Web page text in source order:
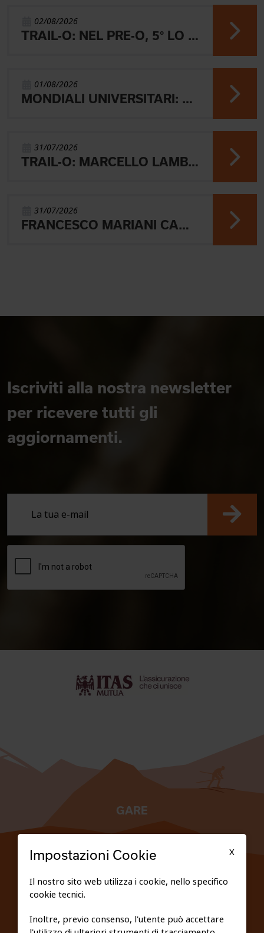
02/08/2026
TRAIL-O: NEL PRE-O, 5° LO JUNIOR LAMBERTINI E AARON GAIO 8°. NEI PARALIMPICI 20° GALVAN
01/08/2026
MONDIALI UNIVERSITARI: MARIANI CHIUDE 4° NELLA MIDDLE
31/07/2026
TRAIL-O: MARCELLO LAMBERTINI E' ARGENTO EUROPEO IN POLONIA
31/07/2026
FRANCESCO MARIANI CAMPIONE DEL MONDO UNIVERSITARIO NELLA SPRINT DI ORIENTEERING
Iscriviti alla nostra newsletter
per ricevere tutti gli
aggiornamenti.
GARE
X
Impostazioni Cookie
Il nostro sito web utilizza i cookie, nello specifico
cookie tecnici.
Inoltre, previo consenso, l'utente può accettare